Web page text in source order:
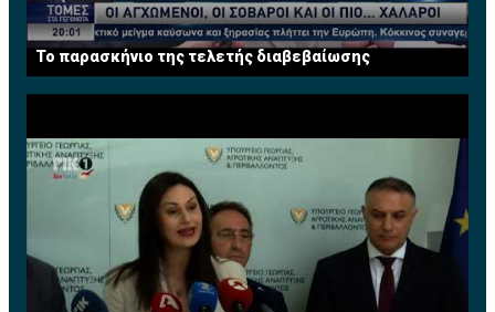
Το παρασκήνιο της τελετής διαβεβαίωσης